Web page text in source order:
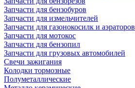
Запчасти для бензобуров
Запчасти для измельчителей
Запчасти для газонокосилк и аэраторов
Запчасти для мотокос
Запчасти для бензопил
Запчасти для грузовых автомобилей
Свечи зажигания
Колодки тормозные
Полуметаллические